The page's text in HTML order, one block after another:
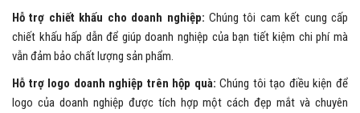
Hỗ trợ chiết khấu cho doanh nghiệp: Chúng tôi cam kết cung cấp
chiết khấu hấp dẫn để giúp doanh nghiệp của bạn tiết kiệm chi phí mà
vẫn đảm bảo chất lượng sản phẩm.
Hỗ trợ logo doanh nghiệp trên hộp quà: Chúng tôi tạo điều kiện để
logo của doanh nghiệp được tích hợp một cách đẹp mắt và chuyên